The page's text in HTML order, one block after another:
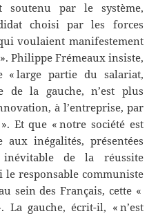
soutenu par le système,
choisi par les forces
voulaient manifestement
Philippe Frémeaux insiste,
large partie du salariat,
de la gauche, n’est plus
à l’entreprise, par
Et que « notre société est
inégalités, présentées
de la réussite
le responsable communiste
sein des Français, cette «
La gauche, écrit-il, « n’est